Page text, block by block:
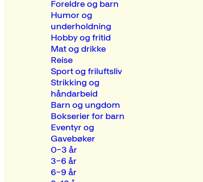
Foreldre og barn
Humor og
underholdning
Hobby og fritid
Mat og drikke
Reise
Sport og friluftsliv
Strikking og
håndarbeid
Barn og ungdom
Bokserier for barn
Eventyr og
Gavebøker
0–3 år
3–6 år
6–9 år